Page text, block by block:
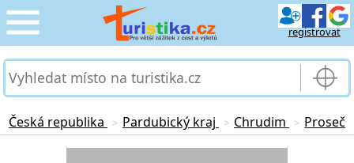
registrovat
CESTOVÁNÍ
SLUŽBY & DOPRAVA
PRO TURISTY
Česká republika > Pardubický kraj > Chrudim > Proseč